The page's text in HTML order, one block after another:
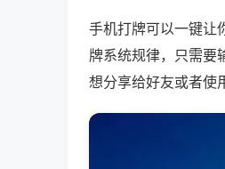
手机打牌可以一键让
牌系统规律，只需要
想分享给好友或者使